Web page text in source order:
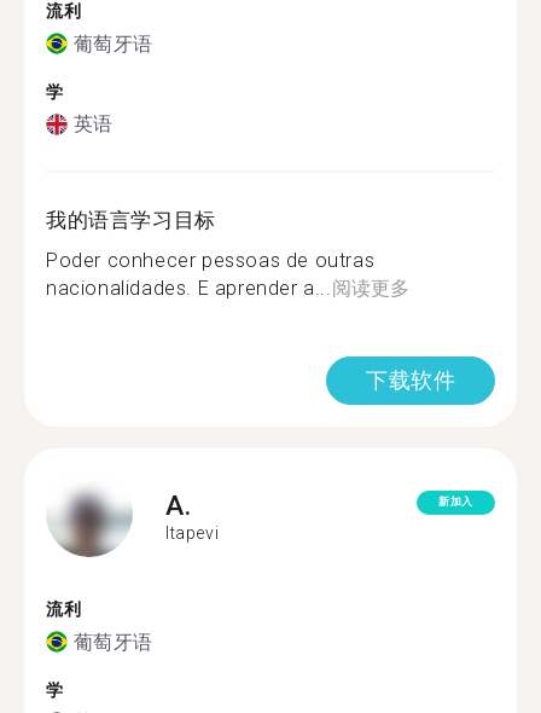
流利
葡萄牙语
学
英语
我的语言学习目标
Poder conhecer pessoas de outras
nacionalidades. E aprender a...阅读更多
下载软件
A.
Itapevi
新加入
流利
葡萄牙语
学